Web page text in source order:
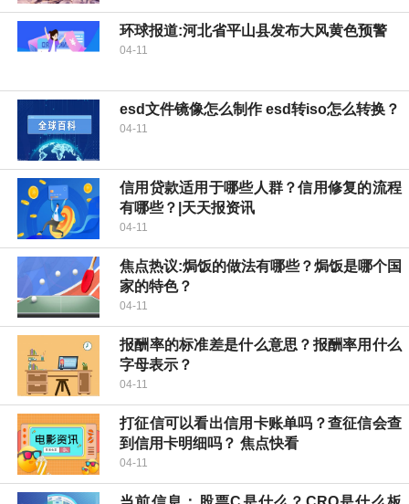
环球报道:河北省平山县发布大风黄色预警
04-11
esd文件镜像怎么制作 esd转iso怎么转换？
04-11
信用贷款适用于哪些人群？信用修复的流程
有哪些？|天天报资讯
04-11
焦点热议:焗饭的做法有哪些？焗饭是哪个国
家的特色？
04-11
报酬率的标准差是什么意思？报酬率用什么
字母表示？
04-11
打征信可以看出信用卡账单吗？查征信会查
到信用卡明细吗？ 焦点快看
04-11